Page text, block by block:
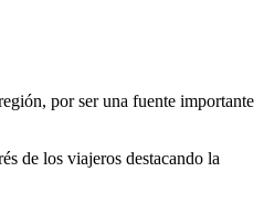
por ser una fuente importante
de los viajeros destacando la